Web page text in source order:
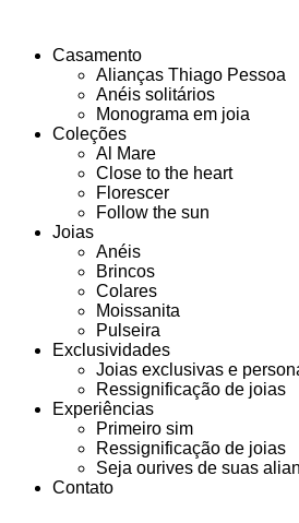
Casamento
Alianças Thiago Pessoa
Anéis solitários
Monograma em joia
Coleções
Al Mare
Close to the heart
Florescer
Follow the sun
Joias
Anéis
Brincos
Colares
Moissanita
Pulseira
Exclusividades
Joias exclusivas e
Ressignificação de joias
Experiências
Primeiro sim
Ressignificação de joias
Seja ourives de suas
Contato